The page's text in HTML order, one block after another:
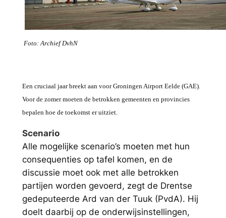
Foto: Archief DvhN
Een cruciaal jaar breekt aan voor Groningen Airport Eelde (GAE).
Voor de zomer moeten de betrokken gemeenten en provincies
bepalen hoe de toekomst er uitziet.
Scenario
Alle mogelijke scenario’s moeten met hun
consequenties op tafel komen, en de
discussie moet ook met alle betrokken
partijen worden gevoerd, zegt de Drentse
gedeputeerde Ard van der Tuuk (PvdA). Hij
doelt daarbij op de onderwijsinstellingen,